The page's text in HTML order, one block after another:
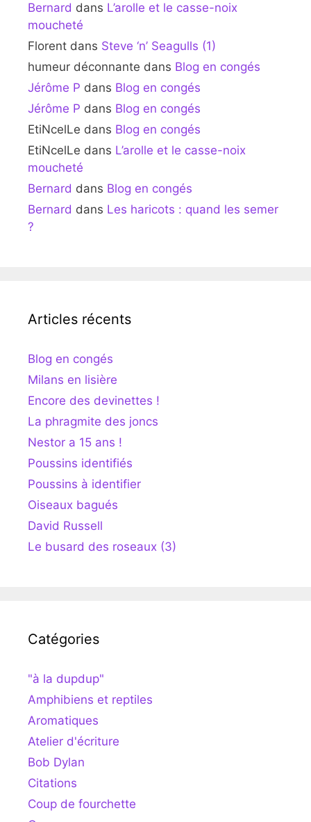
Bernard dans L’arolle et le casse-noix
moucheté
Florent dans Steve ‘n’ Seagulls (1)
humeur déconnante dans Blog en congés
Jérôme P dans Blog en congés
Jérôme P dans Blog en congés
EtiNcelLe dans Blog en congés
EtiNcelLe dans L’arolle et le casse-noix
moucheté
Bernard dans Blog en congés
Bernard dans Les haricots : quand les semer
?
Articles récents
Blog en congés
Milans en lisière
Encore des devinettes !
La phragmite des joncs
Nestor a 15 ans !
Poussins identifiés
Poussins à identifier
Oiseaux bagués
David Russell
Le busard des roseaux (3)
Catégories
"à la dupdup"
Amphibiens et reptiles
Aromatiques
Atelier d'écriture
Bob Dylan
Citations
Coup de fourchette